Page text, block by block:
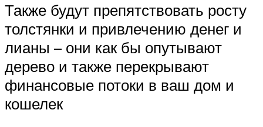
Также будут препятствовать росту
толстянки и привлечению денег и
лианы – они как бы опутывают
дерево и также перекрывают
финансовые потоки в ваш дом и
кошелек